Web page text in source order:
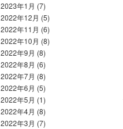
2023年1月 (7)
2022年12月 (5)
2022年11月 (6)
2022年10月 (8)
2022年9月 (8)
2022年8月 (6)
2022年7月 (8)
2022年6月 (5)
2022年5月 (1)
2022年4月 (8)
2022年3月 (7)